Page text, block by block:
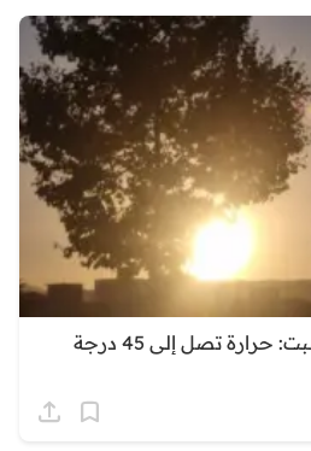
الطقس بالمغرب غدا السبت: حرارة تصل إلى 45 درجة